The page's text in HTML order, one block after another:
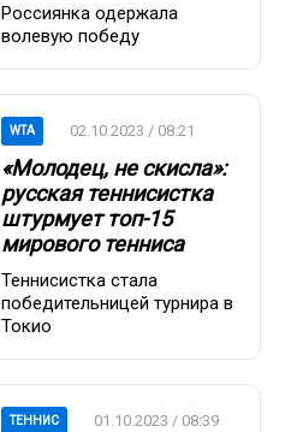
Россиянка одержала
волевую победу
WTA 02.10.2023 / 08:21
«Молодец, не скисла»:
русская теннисистка
штурмует топ-15
мирового тенниса
Теннисистка стала
победительницей турнира в
Токио
ТЕННИС 01.10.2023 / 08:39